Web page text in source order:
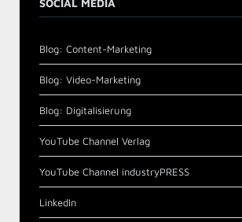
Blog: Content-Marketing
Blog: Video-Marketing
Blog: Digitalisierung
YouTube Channel Verlag
YouTube Channel industryPRESS
LinkedIn